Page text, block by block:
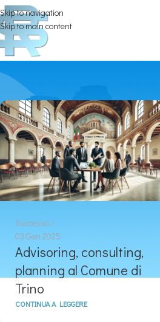
Skip to navigation
Skip to main content
Successo
03 Gen 2025
Advisoring, consulting,
planning al Comune di
Trino
CONTINUA A LEGGERE